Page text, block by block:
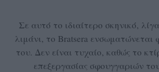
Σε αυτό το ιδιαίτερο σκηνικό,
λιμάνι, το Bratsera ενσωματώνεται
του. Δεν είναι τυχαίο, καθώς το
επεξεργασίας σφουγγαριών